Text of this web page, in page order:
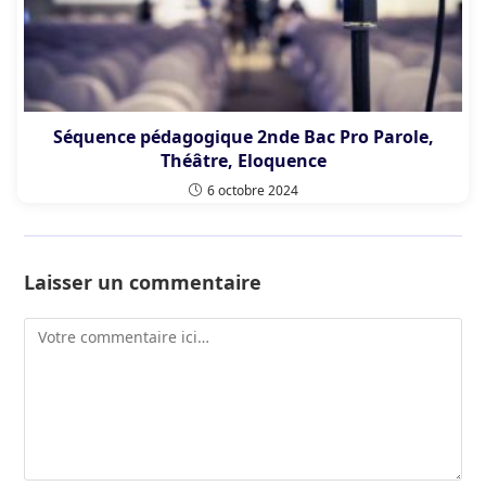
Séquence pédagogique 2nde Bac Pro Parole,
Théâtre, Eloquence
6 octobre 2024
Laisser un commentaire
Comment